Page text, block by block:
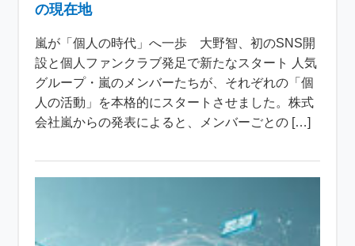
の現在地
嵐が「個人の時代」へ一歩 大野智、初のSNS開
設と個人ファンクラブ発足で新たなスタート 人気
グループ・嵐のメンバーたちが、それぞれの「個
人の活動」を本格的にスタートさせました。株式
会社嵐からの発表によると、メンバーごとの […]